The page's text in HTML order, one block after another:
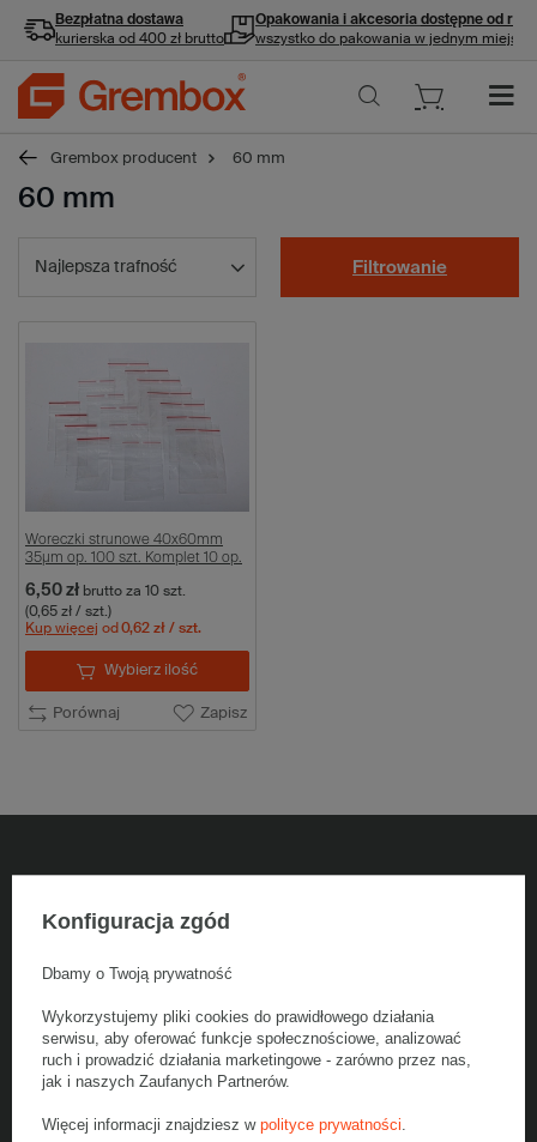
Bezpłatna dostawa
kurierska od 400 zł brutto
Opakowania i akcesoria dostępne od ręki
wszystko do pakowania w jednym miejscu
Grembox producent 60 mm
60 mm
Najlepsza trafność Filtrowanie
Woreczki strunowe 40x60mm
35µm op. 100 szt. Komplet 10 op.
6,50 zł brutto za 10 szt.
(0,65 zł / szt.)
Kup więcej od 0,62 zł / szt.
Porównaj Zapisz
Wybierz ilość
bieżąco z nowościami
Podaj swój adres e-mail
Konfiguracja zgód
Dbamy o Twoją prywatność
Wykorzystujemy pliki cookies do prawidłowego działania
serwisu, aby oferować funkcje społecznościowe, analizować
ruch i prowadzić działania marketingowe - zarówno przez nas,
jak i naszych Zaufanych Partnerów.
Więcej informacji znajdziesz w polityce prywatności.